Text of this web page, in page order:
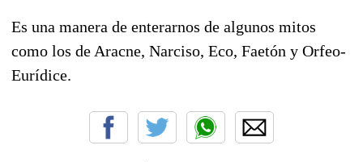
Es una manera de enterarnos de algunos mitos
como los de Aracne, Narciso, Eco, Faetón y Orfeo-
Eurídice.